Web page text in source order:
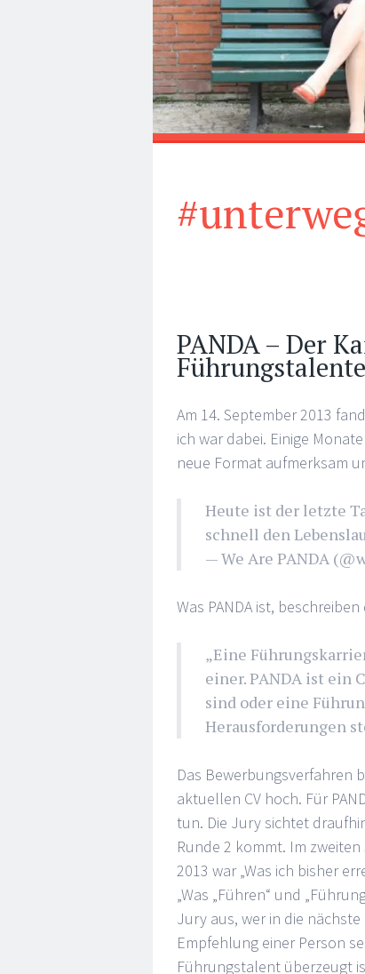
PANDA – Der
Führungstalente
Am 14. September 2013
ich war dabei. Einige
neue Format aufmerksam
Heute ist der letzte
schnell den
— We Are PANDA
Was PANDA ist,
„Eine
einer. PANDA ist ein
sind oder eine
Herausforderungen
Das Bewerbungsverfahren
aktuellen CV hoch. Für
tun. Die Jury sichtet
Runde 2 kommt. Im
2013 war „Was ich bisher
„Was „Führen“ und
Jury aus, wer in die
Empfehlung einer Person
Führungstalent überzeugt